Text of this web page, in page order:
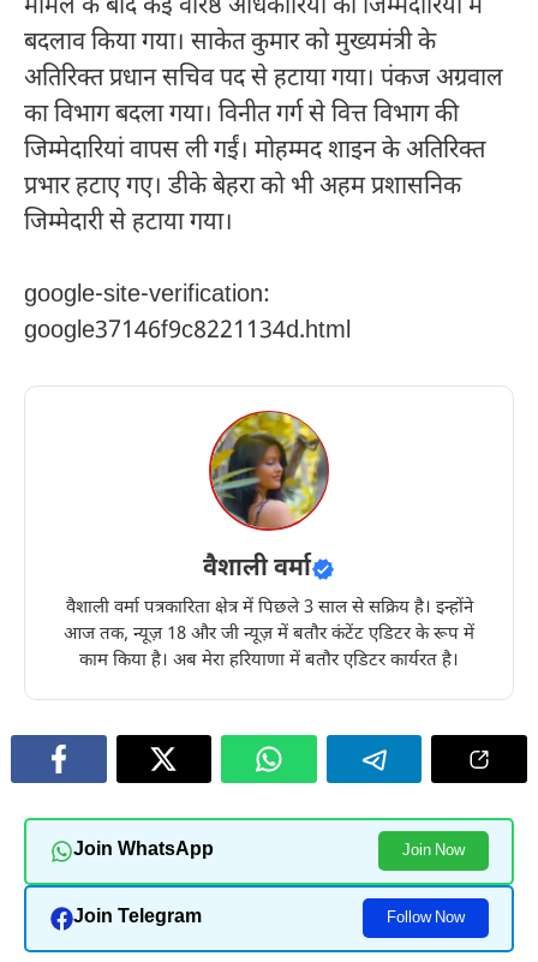
मामले के बाद कई वरिष्ठ अधिकारियों की जिम्मेदारियों में
बदलाव किया गया। साकेत कुमार को मुख्यमंत्री के
अतिरिक्त प्रधान सचिव पद से हटाया गया। पंकज अग्रवाल
का विभाग बदला गया। विनीत गर्ग से वित्त विभाग की
जिम्मेदारियां वापस ली गईं। मोहम्मद शाइन के अतिरिक्त
प्रभार हटाए गए। डीके बेहरा को भी अहम प्रशासनिक
जिम्मेदारी से हटाया गया।
google-site-verification:
google37146f9c8221134d.html
वैशाली वर्मा
वैशाली वर्मा पत्रकारिता क्षेत्र में पिछले 3 साल से सक्रिय है। इन्होंने
आज तक, न्यूज़ 18 और जी न्यूज़ में बतौर कंटेंट एडिटर के रूप में
काम किया है। अब मेरा हरियाणा में बतौर एडिटर कार्यरत है।
Join WhatsApp Join Now
Join Telegram Follow Now